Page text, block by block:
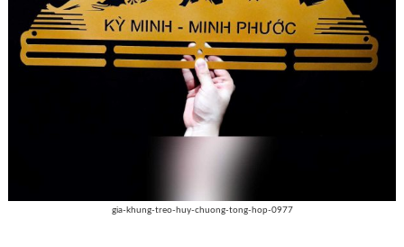
gia-khung-treo-huy-chuong-tong-hop-0977